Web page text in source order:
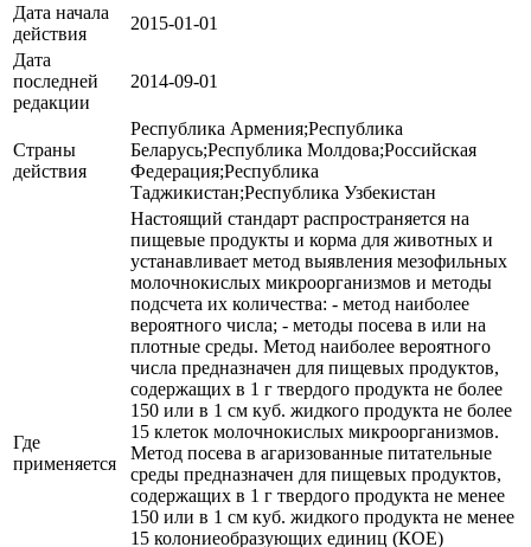
Дата начала
действия
2015-01-01
Дата
последней
редакции
2014-09-01
Страны
действия
Республика Армения;Республика
Беларусь;Республика Молдова;Российская
Федерация;Республика
Таджикистан;Республика Узбекистан
Где
применяется
Настоящий стандарт распространяется на
пищевые продукты и корма для животных и
устанавливает метод выявления мезофильных
молочнокислых микроорганизмов и методы
подсчета их количества: - метод наиболее
вероятного числа; - методы посева в или на
плотные среды. Метод наиболее вероятного
числа предназначен для пищевых продуктов,
содержащих в 1 г твердого продукта не более
150 или в 1 см куб. жидкого продукта не более
15 клеток молочнокислых микроорганизмов.
Метод посева в агаризованные питательные
среды предназначен для пищевых продуктов,
содержащих в 1 г твердого продукта не менее
150 или в 1 см куб. жидкого продукта не менее
15 колониеобразующих единиц (КОЕ)